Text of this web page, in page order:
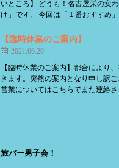
いところ】 どうも！名古屋栄の変
け」です。 今回は「１番おすすめ
【臨時休業のご案内】
2021.06.29
【臨時休業のご案内】都合により
きます。突然の案内となり申し訳
営業についてはこちらでまた連絡
旅バー男子会！